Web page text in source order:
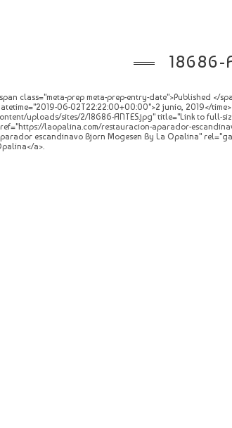
18686-
class="meta-prep meta-prep-entry-date">Published </
06-02T22:22:00+00:00">2 junio, 2019</
uploads/sites/2/18686-ANTES.jpg" title="Link to full-
laopalina.com/restauracion-aparador-
escandinavo Bjorn Mogesen By La Opalina"
a>.